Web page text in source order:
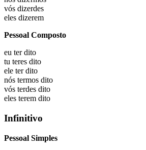
vós dizerdes
eles dizerem
Pessoal Composto
eu ter dito
tu teres dito
ele ter dito
nós termos dito
vós terdes dito
eles terem dito
Infinitivo
Pessoal Simples